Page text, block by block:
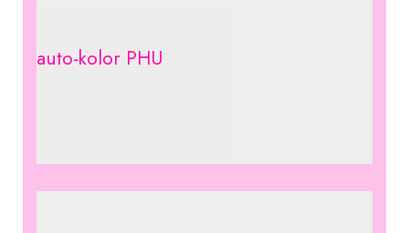
auto-kolor PHU